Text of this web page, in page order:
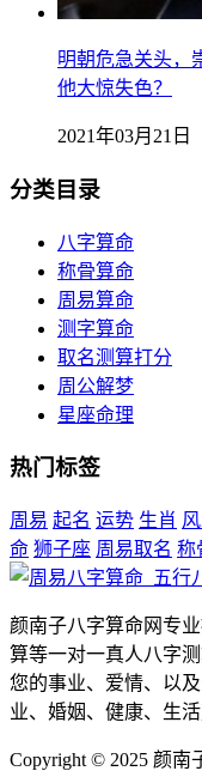
明朝危急关头，
他大惊失色？
2021年03月21日
分类目录
八字算命
称骨算命
周易算命
测字算命
取名测算打分
周公解梦
星座命理
热门标签
周易 起名 运势 生肖
命 狮子座 周易取名 称
颜南子八字算命网专
算等一对一真人八字
您的事业、爱情、以
业、婚姻、健康、生活
Copyright © 2025 颜南